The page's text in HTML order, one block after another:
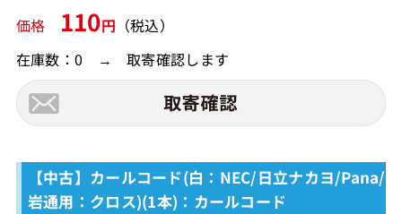
価格 110円 （税込）
在庫数：0 → 取寄確認します
【中古】カールコード(白：NEC/日立ナカヨ/Pana/
岩通用：クロス)(1本)：カールコード